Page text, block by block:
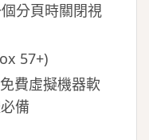
分頁時關閉視
57+)
費虛擬機器軟
備